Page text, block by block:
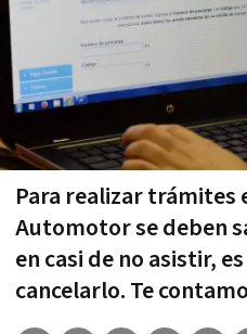
Para realizar trámites
Automotor se deben
en casi de no asistir,
cancelarlo. Te